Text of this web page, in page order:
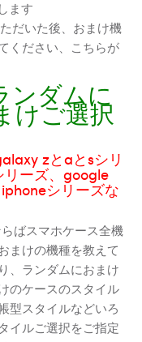
ます
だいた後、おまけ機
ください、こちらが
ンダムに
けご選択
zとaとsシリ
ーズ、google
シリーズな
ばスマホケース全機
まけの機種を教えて
、ランダムにおまけ
のケースのスタイル
型スタイルなどいろ
イルご選択をご指定